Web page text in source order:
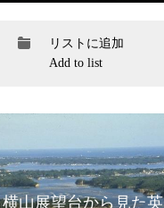
リストに追加
Add to list
横山展望台から見た英